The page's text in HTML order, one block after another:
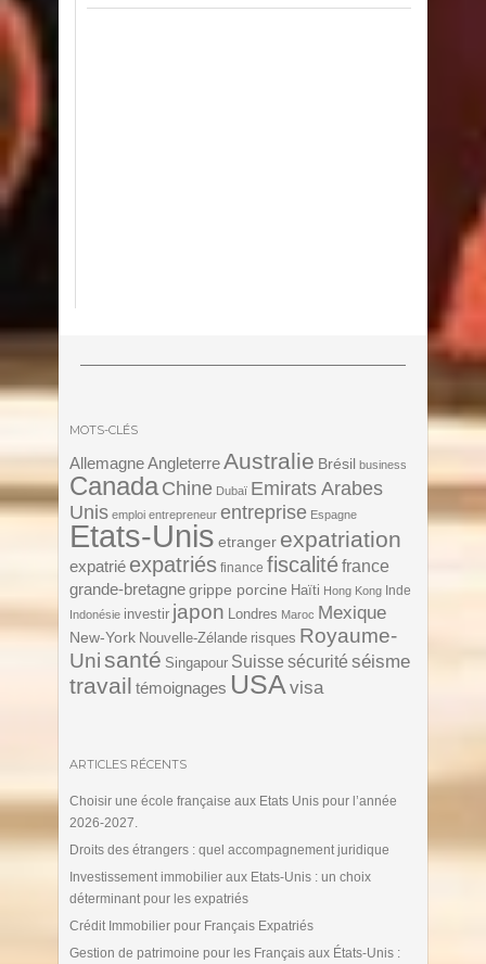
MOTS-CLÉS
Allemagne AngleterreAustralie Brésil business
Canada Chine Dubaï Emirats Arabes
Unis emploi entrepreneur entreprise Espagne
Etats-Unis etranger expatriation
expatrié expatriés finance fiscalitéfrance
grande-bretagne grippe porcine Haïti Hong Kong Inde
Indonésie investir japon Londres Maroc Mexique
New-York Nouvelle-Zélande risques Royaume-
Unisanté Singapour Suisse sécurité séisme
travail témoignages USA visa
ARTICLES RÉCENTS
Choisir une école française aux Etats Unis pour l’année
2026-2027.
Droits des étrangers : quel accompagnement juridique
Investissement immobilier aux Etats-Unis : un choix
déterminant pour les expatriés
Crédit Immobilier pour Français Expatriés
Gestion de patrimoine pour les Français aux États-Unis :